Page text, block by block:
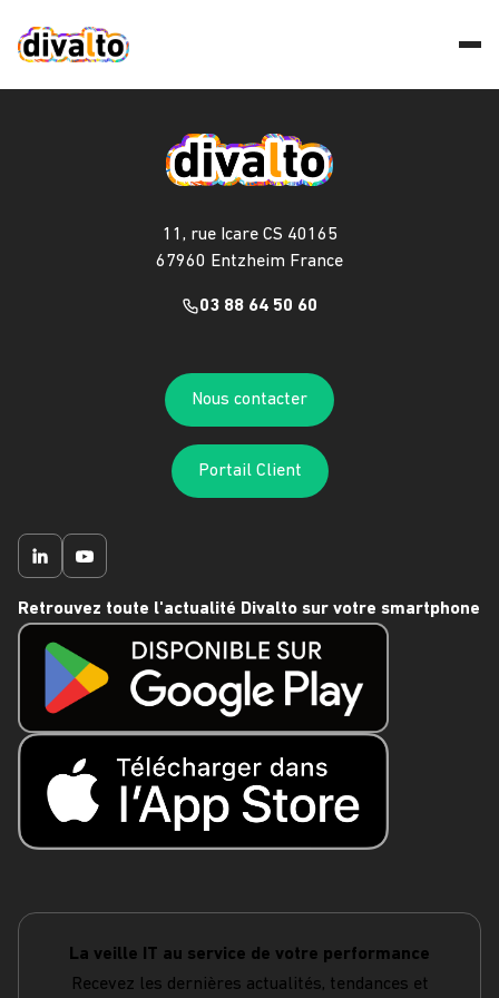
11, rue Icare CS 40165
67960 Entzheim France
03 88 64 50 60
Nous contacter
Portail Client
Retrouvez toute l'actualité Divalto sur votre smartphone
La veille IT au service de votre performance
Recevez les dernières actualités, tendances et